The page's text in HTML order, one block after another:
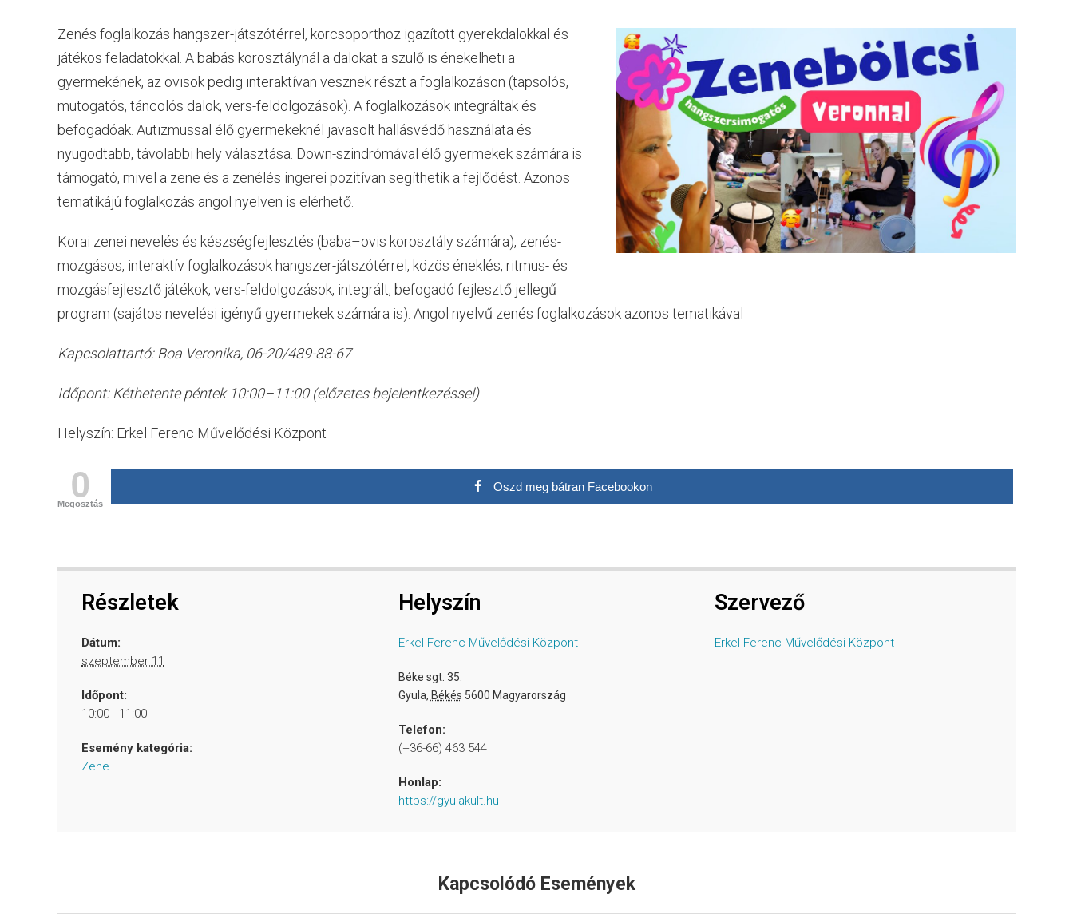
Zenés foglalkozás hangszer-játszótérrel, korcsoporthoz igazított gyerekdalokkal és
játékos feladatokkal. A babás korosztálynál a dalokat a szülő is énekelheti a
gyermekének, az ovisok pedig interaktívan vesznek részt a foglalkozáson (tapsolós,
mutogatós, táncolós dalok, vers-feldolgozások). A foglalkozások integráltak és
befogadóak. Autizmussal élő gyermekeknél javasolt hallásvédő használata és
nyugodtabb, távolabbi hely választása. Down-szindrómával élő gyermekek számára is
támogató, mivel a zene és a zenélés ingerei pozitívan segíthetik a fejlődést. Azonos
tematikájú foglalkozás angol nyelven is elérhető.
Korai zenei nevelés és készségfejlesztés (baba–ovis korosztály számára), zenés-
mozgásos, interaktív foglalkozások hangszer-játszótérrel, közös éneklés, ritmus- és
mozgásfejlesztő játékok, vers-feldolgozások, integrált, befogadó fejlesztő jellegű
program (sajátos nevelési igényű gyermekek számára is). Angol nyelvű zenés foglalkozások azonos tematikával
Kapcsolattartó: Boa Veronika, 06-20/489-88-67
Időpont: Kéthetente péntek 10:00–11:00 (előzetes bejelentkezéssel)
Helyszín: Erkel Ferenc Művelődési Központ
0
Megosztás
Oszd meg bátran Facebookon
Részletek
Dátum:
szeptember 11
Időpont:
10:00 - 11:00
Esemény kategória:
Zene
Helyszín
Erkel Ferenc Művelődési Központ
Béke sgt. 35.
Gyula, Békés 5600 Magyarország
Telefon:
(+36-66) 463 544
Honlap:
https://gyulakult.hu
Szervező
Erkel Ferenc Művelődési Központ
Kapcsolódó Események